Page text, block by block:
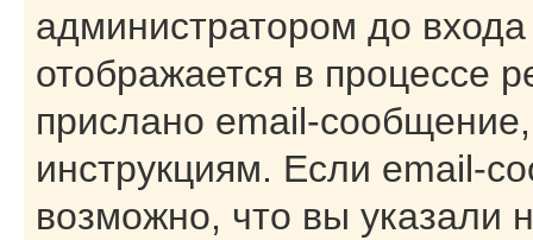
администратором до
отображается в процессе
прислано email-
инструкциям. Если email-
возможно, что вы указали